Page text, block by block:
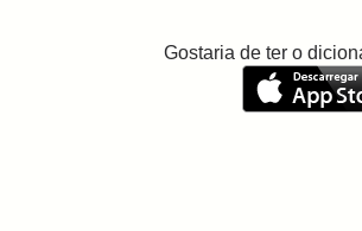
Gostaria de ter o